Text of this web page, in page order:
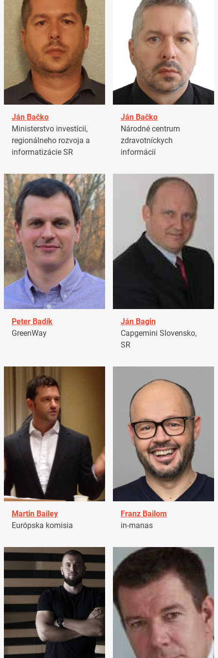
Ján Bačko
Ministerstvo investícií,
regionálneho rozvoja a
informatizácie SR
Ján Bačko
Národné centrum
zdravotníckych
informácií
Peter Badík
GreenWay
Ján Bagin
Capgemini Slovensko,
SR
Martin Bailey
Európska komisia
Franz Bailom
in-manas